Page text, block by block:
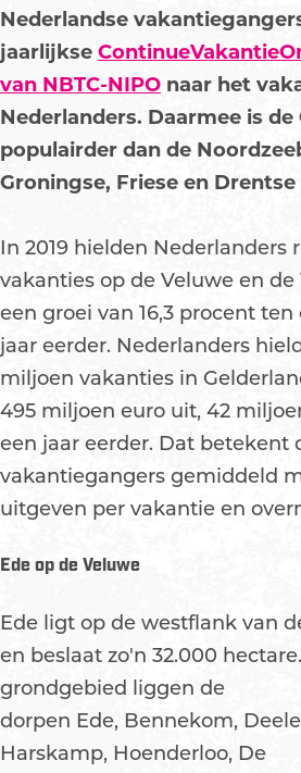
Nederlandse
jaarlijkse
van NBTC-NIPO naar het
Nederlanders. Daarmee is de
populairder dan de
Groningse, Friese en
In 2019 hielden Nederlanders
vakanties op de Veluwe en
een groei van 16,3 procent
jaar eerder. Nederlanders
miljoen vakanties in
495 miljoen euro uit, 42
een jaar eerder. Dat betekent
vakantiegangers gemiddeld
uitgeven per vakantie en
Ede op de Veluwe
Ede ligt op de westflank van
en beslaat zo'n 32.000
grondgebied liggen de
dorpen Ede, Bennekom,
Harskamp, Hoenderloo, De